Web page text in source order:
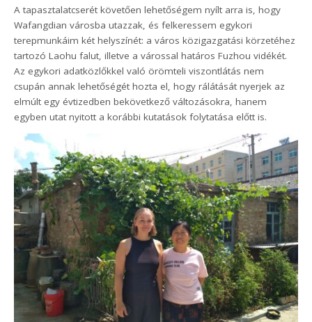
A tapasztalatcserét követően lehetőségem nyílt arra is, hogy
Wafangdian városba utazzak, és felkeressem egykori
terepmunkáim két helyszínét: a város közigazgatási körzetéhez
tartozó Laohu falut, illetve a várossal határos Fuzhou vidékét.
Az egykori adatközlőkkel való örömteli viszontlátás nem
csupán annak lehetőségét hozta el, hogy rálátását nyerjek az
elmúlt egy évtizedben bekövetkező változásokra, hanem
egyben utat nyitott a korábbi kutatások folytatása előtt is.